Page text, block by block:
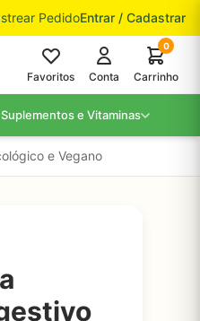
PedidoEntrar / Cadastrar
Favoritos Conta
0
Carrinho
Suplementos e Vitaminas
e Vegano